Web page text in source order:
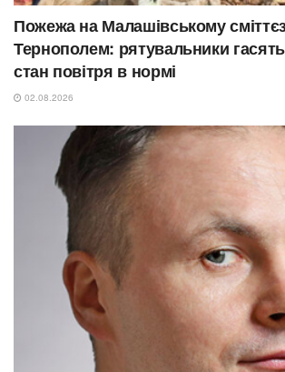
Пожежа на Малашівському
Тернополем: рятувальники
стан повітря в нормі
02.08.2026